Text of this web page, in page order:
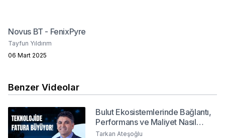
Novus BT - FenixPyre
Tayfun Yıldırım
06 Mart 2025
Benzer Videolar
Bulut Ekosistemlerinde Bağlantı,
Performans ve Maliyet Nasıl
Yönetilir?
Tarkan Ateşoğlu